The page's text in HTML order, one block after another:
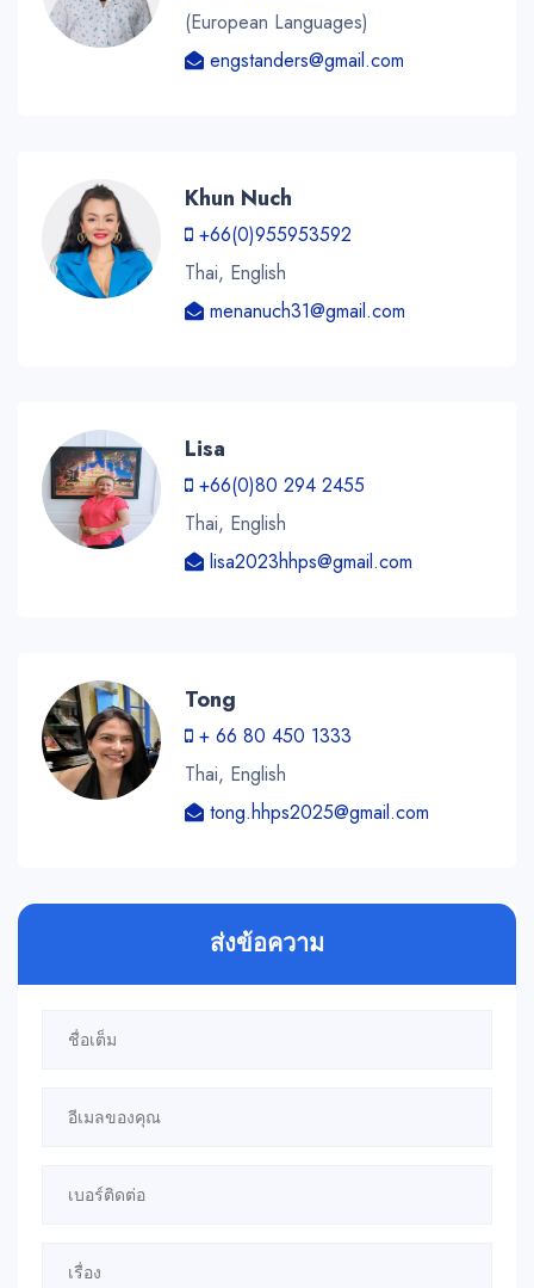
(European Languages)
engstanders@gmail.com
Khun Nuch
+66(0)955953592
Thai, English
menanuch31@gmail.com
Lisa
+66(0)80 294 2455
Thai, English
lisa2023hhps@gmail.com
Tong
+ 66 80 450 1333
Thai, English
tong.hhps2025@gmail.com
ส่งข้อความ